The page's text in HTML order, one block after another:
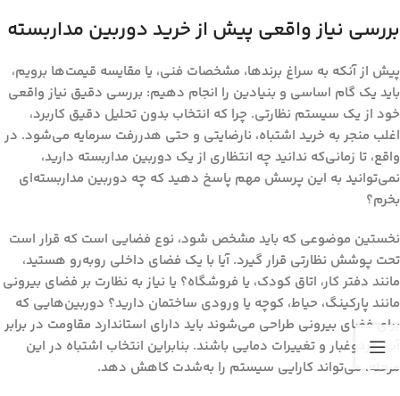
بررسی نیاز واقعی پیش از خرید دوربین مداربسته
پیش از آنکه به سراغ برندها، مشخصات فنی، یا مقایسه قیمت‌ها برویم،
باید یک گام اساسی و بنیادین را انجام دهیم: بررسی دقیق نیاز واقعی
خود از یک سیستم نظارتی. چرا که انتخاب بدون تحلیل دقیق کاربرد،
اغلب منجر به خرید اشتباه، نارضایتی و حتی هدررفت سرمایه می‌شود. در
واقع، تا زمانی‌که ندانید چه انتظاری از یک دوربین مداربسته دارید،
نمی‌توانید به این پرسش مهم پاسخ دهید که چه دوربین مداربسته‌ای
بخرم؟
نخستین موضوعی که باید مشخص شود، نوع فضایی است که قرار است
تحت پوشش نظارتی قرار گیرد. آیا با یک فضای داخلی روبه‌رو هستید،
مانند دفتر کار، اتاق کودک، یا فروشگاه؟ یا نیاز به نظارت بر فضای بیرونی
مانند پارکینگ، حیاط، کوچه یا ورودی ساختمان دارید؟ دوربین‌هایی که
برای فضای بیرونی طراحی می‌شوند باید دارای استاندارد مقاومت در برابر
آب، گردوغبار و تغییرات دمایی باشند. بنابراین انتخاب اشتباه در این
مرحله، می‌تواند کارایی سیستم را به‌شدت کاهش دهد.